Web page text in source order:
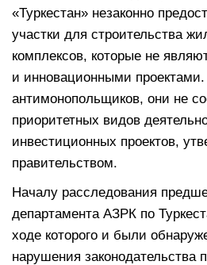
«Туркестан» незаконно
участки для строительства
комплексов, которые не
и инновационными
антимонопольщиков, они не
приоритетных видов
инвестиционных проектов,
правительством.
Началу расследования
департамента АЗРК по
ходе которого и были
нарушения законодательства